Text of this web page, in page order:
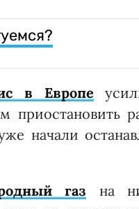
в Европе
начали
газ на